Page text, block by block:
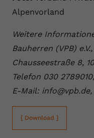
Alpenvorland
Weitere
Bauherren (VPB)
Chausseestraße 8,
Telefon 030
E-Mail:
[ Download ]